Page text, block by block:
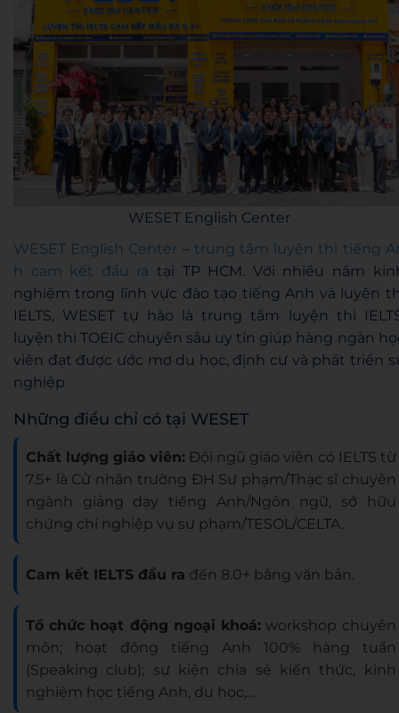
WESET English Center
WESET English Center – trung tâm luyện thi tiếng
h cam kết đầu ra tại TP HCM. Với nhiều năm
nghiệm trong lĩnh vực đào tạo tiếng Anh và luyện
IELTS, WESET tự hào là trung tâm luyện thi
luyện thi TOEIC chuyên sâu uy tín giúp hàng ngàn
viên đạt được ước mơ du học, định cư và phát triển
nghiệp
Những điều chỉ có tại WESET
Chất lượng giáo viên: Đội ngũ giáo viên có IELTS từ
7.5+ là Cử nhân trường ĐH Sư phạm/Thạc sĩ chuyên
ngành giảng dạy tiếng Anh/Ngôn ngữ, sở hữu
chứng chỉ nghiệp vụ sư phạm/TESOL/CELTA.
Cam kết IELTS đầu ra đến 8.0+ bằng văn bản.
Tổ chức hoạt động ngoại khoá: workshop chuyên
môn; hoạt động tiếng Anh 100% hàng tuần
(Speaking club); sự kiện chia sẻ kiến thức, kinh
nghiệm học tiếng Anh, du học,…